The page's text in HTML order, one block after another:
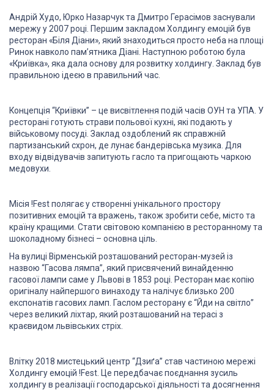
Андрій Худо, Юрко Назарчук та Дмитро Герасімов заснували
мережу у 2007 році. Першим закладом Холдингу емоцій був
ресторан «Біля Діани», який знаходиться просто неба на площі
Ринок навколо пам’ятника Діані. Наступною роботою була
«Криївка», яка дала основу для розвитку холдингу. Заклад був
правильною ідеєю в правильний час.
Концепція “Криївки” – це висвітлення подій часів ОУН та УПА. У
ресторані готують страви польової кухні, які подають у
військовому посуді. Заклад оздоблений як справжній
партизанський схрон, де лунає бандерівська музика. Для
входу відвідувачів запитують гасло та пригощають чаркою
медовухи.
Місія !Fest полягає у створенні унікального простору
позитивних емоцій та вражень, також зробити себе, місто та
країну кращими. Стати світовою компанією в ресторанному та
шоколадному бізнесі – основна ціль.
На вулиці Вірменській розташований ресторан-музей із
назвою “Гасова лямпа”, який присвячений винайденню
гасової лампи саме у Львові в 1853 році. Ресторан має копію
оригіналу найпершого винаходу та налічує близько 200
експонатів гасових ламп. Гаслом ресторану є “Йди на світло”
через великий ліхтар, який розташований на терасі з
краєвидом львівських стріх.
Bлітку 2018 мистецький центр “Дзиґа” став частиною мережі
Холдингу емоцій !Fest. Це передбачає поєднання зусиль
холдингу в реалізації господарської діяльності та досягнення